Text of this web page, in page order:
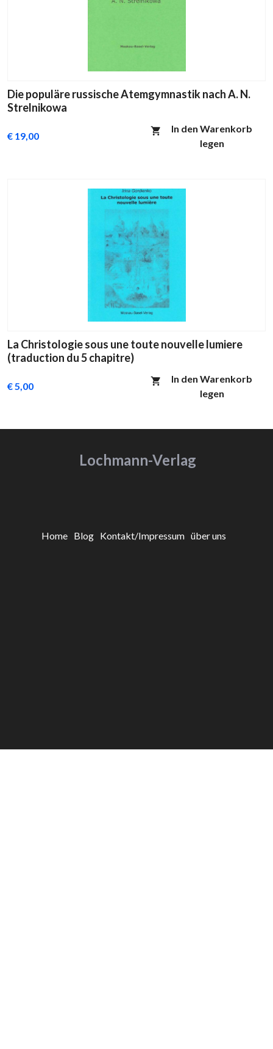
Die populäre russische Atemgymnastik nach A. N.
Strelnikowa
€ 19,00
In den Warenkorb
legen
La Christologie sous une toute nouvelle lumiere
(traduction du 5 chapitre)
€ 5,00
In den Warenkorb
legen
Lochmann-Verlag
Home Blog Kontakt/Impressum über uns